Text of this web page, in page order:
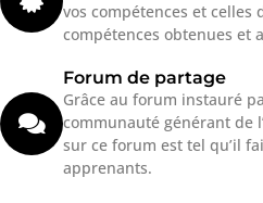
vos compétences et celles
compétences obtenues et
Forum de partage
Grâce au forum instauré
communauté générant de
sur ce forum est tel qu’il
apprenants.